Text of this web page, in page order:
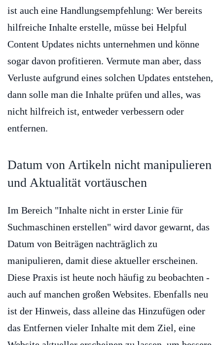
ist auch eine Handlungsempfehlung: Wer bereits
hilfreiche Inhalte erstelle, müsse bei Helpful
Content Updates nichts unternehmen und könne
sogar davon profitieren. Vermute man aber, dass
Verluste aufgrund eines solchen Updates entstehen,
dann solle man die Inhalte prüfen und alles, was
nicht hilfreich ist, entweder verbessern oder
entfernen.
Datum von Artikeln nicht manipulieren
und Aktualität vortäuschen
Im Bereich "Inhalte nicht in erster Linie für
Suchmaschinen erstellen" wird davor gewarnt, das
Datum von Beiträgen nachträglich zu
manipulieren, damit diese aktueller erscheinen.
Diese Praxis ist heute noch häufig zu beobachten -
auch auf manchen großen Websites. Ebenfalls neu
ist der Hinweis, dass alleine das Hinzufügen oder
das Entfernen vieler Inhalte mit dem Ziel, eine